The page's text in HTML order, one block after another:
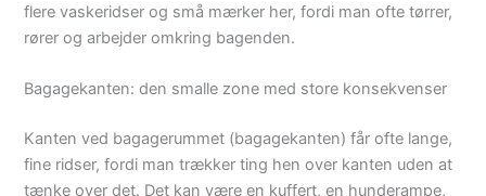
flere vaskeridser og små mærker her, fordi man ofte tørrer,
rører og arbejder omkring bagenden.
Bagagekanten: den smalle zone med store konsekvenser
Kanten ved bagagerummet (bagagekanten) får ofte lange,
fine ridser, fordi man trækker ting hen over kanten uden at
tænke over det. Det kan være en kuffert, en hunderampe,